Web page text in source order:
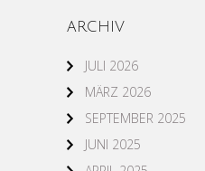
ARCHIV
JULI 2026
MÄRZ 2026
SEPTEMBER 2025
JUNI 2025